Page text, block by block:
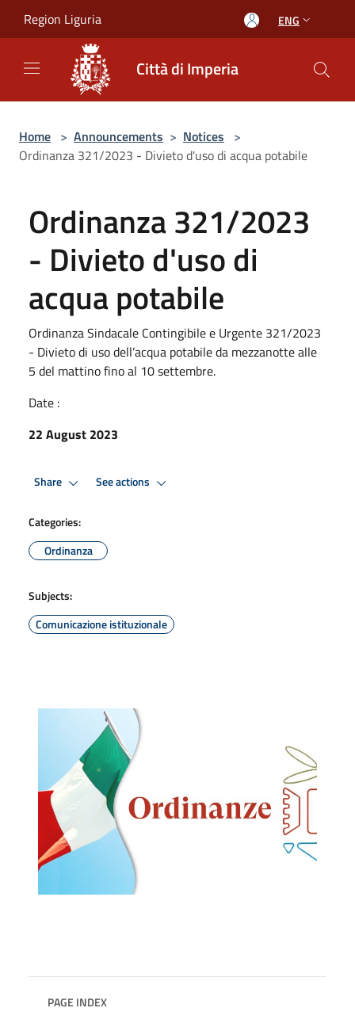
Region Liguria ENG
Città di Imperia
Home > Announcements > Notices >
Ordinanza 321/2023 - Divieto d'uso di acqua potabile
Ordinanza 321/2023
- Divieto d'uso di
acqua potabile
Ordinanza Sindacale Contingibile e Urgente 321/2023
- Divieto di uso dell’acqua potabile da mezzanotte alle
5 del mattino fino al 10 settembre.
Date :
22 August 2023
Share See actions
Categories:
Ordinanza
Subjects:
Comunicazione istituzionale
PAGE INDEX